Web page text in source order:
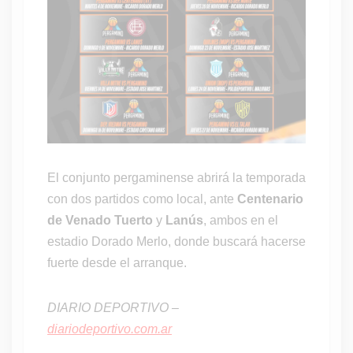
El conjunto pergaminense abrirá la temporada
con dos partidos como local, ante Centenario
de Venado Tuerto y Lanús, ambos en el
estadio Dorado Merlo, donde buscará hacerse
fuerte desde el arranque.
DIARIO DEPORTIVO –
diariodeportivo.com.ar